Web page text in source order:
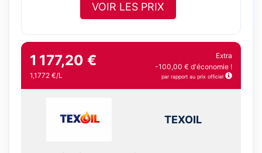
VOIR LES PRIX
1 177,20 €
1,1772 €/L
Extra
-100,00 € d'économie !
par rapport au prix officiel
TEXOIL